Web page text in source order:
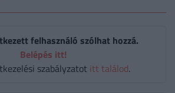
felhasználó szólhat hozzá.
Belépés itt!
szabályzatot itt találod.